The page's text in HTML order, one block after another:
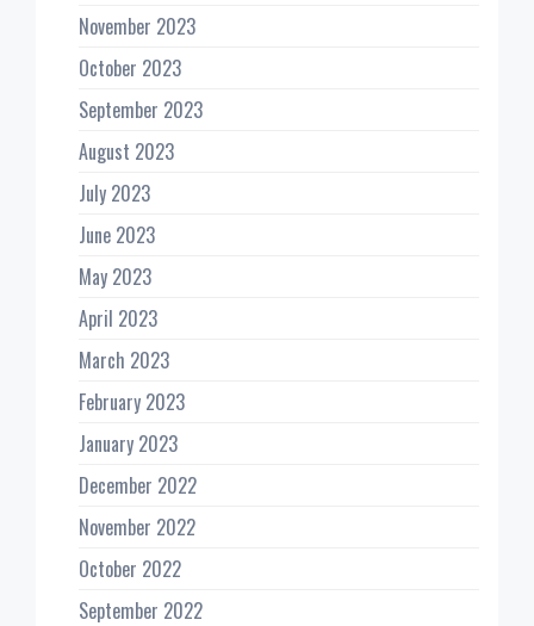
November 2023
October 2023
September 2023
August 2023
July 2023
June 2023
May 2023
April 2023
March 2023
February 2023
January 2023
December 2022
November 2022
October 2022
September 2022